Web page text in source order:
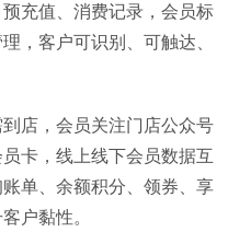
充值、消费记录，会员标
，客户可识别、可触达、
店，会员关注门店公众号
卡，线上线下会员数据互
单、余额积分、领券、享
户黏性。